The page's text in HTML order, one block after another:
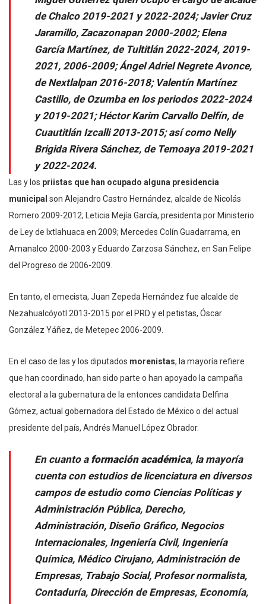
de Chalco 2019-2021 y 2022-2024; Javier Cruz
Jaramillo, Zacazonapan 2000-2002; Elena
García Martínez, de Tultitlán 2022-2024, 2019-
2021, 2006-2009; Ángel Adriel Negrete Avonce,
de Nextlalpan 2016-2018; Valentín Martínez
Castillo, de Ozumba en los periodos 2022-2024
y 2019-2021; Héctor Karim Carvallo Delfín, de
Cuautitlán Izcalli 2013-2015; así como Nelly
Brigida Rivera Sánchez, de Temoaya 2019-2021
y 2022-2024.
Las y los priistas que han ocupado alguna presidencia
municipal son Alejandro Castro Hernández, alcalde de Nicolás
Romero 2009-2012; Leticia Mejía García, presidenta por Ministerio
de Ley de Ixtlahuaca en 2009; Mercedes Colín Guadarrama, en
Amanalco 2000-2003 y Eduardo Zarzosa Sánchez, en San Felipe
del Progreso de 2006-2009.
En tanto, el emecista, Juan Zepeda Hernández fue alcalde de
Nezahualcóyotl 2013-2015 por el PRD y el petistas, Óscar
González Yáñez, de Metepec 2006-2009.
En el caso de las y los diputados morenistas, la mayoría refiere
que han coordinado, han sido parte o han apoyado la campaña
electoral a la gubernatura de la entonces candidata Delfina
Gómez, actual gobernadora del Estado de México o del actual
presidente del país, Andrés Manuel López Obrador.
En cuanto a formación académica, la mayoría
cuenta con estudios de licenciatura en diversos
campos de estudio como Ciencias Políticas y
Administración Pública, Derecho,
Administración, Diseño Gráfico, Negocios
Internacionales, Ingeniería Civil, Ingeniería
Química, Médico Cirujano, Administración de
Empresas, Trabajo Social, Profesor normalista,
Contaduría, Dirección de Empresas, Economía,